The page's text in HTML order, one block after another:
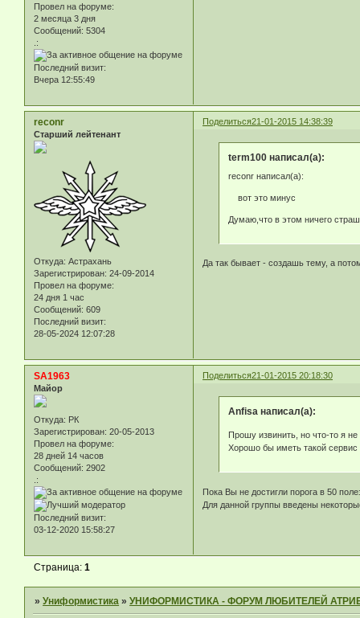
Провел на форуме:
2 месяца 3 дня
Сообщений: 5304
.:
Последний визит:
Вчера 12:55:49
Поделиться21-01-2015 14:38:39
reconr
Старший лейтенант
Откуда: Астрахань
Зарегистрирован: 24-09-2014
Провел на форуме:
24 дня 1 час
Сообщений: 609
Последний визит:
28-05-2024 12:07:28
term100 написал(а):
reconr написал(а):
вот это минус
Думаю,что в этом ничего
Да так бывает - создашь тему, а
Поделиться21-01-2015 20:18:30
SA1963
Майор
Откуда: РК
Зарегистрирован: 20-05-2013
Провел на форуме:
28 дней 14 часов
Сообщений: 2902
.:
Последний визит:
03-12-2020 15:58:27
Anfisa написал(а):
Прошу извинить, но что-то я
Хорошо бы иметь такой сервис
Пока Вы не достигли порога в 50
Для данной группы введены
Страница:1
»Униформистика »УНИФОРМИСТИКА - ФОРУМ ЛЮБИТЕЛЕЙ